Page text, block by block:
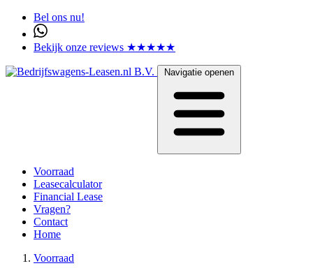
Bel ons nu!
Bekijk onze reviews ★★★★★
Navigatie openen
Voorraad
Leasecalculator
Financial Lease
Vragen?
Contact
Home
Voorraad